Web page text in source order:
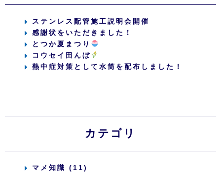
ステンレス配管施工説明会開催
感謝状をいただきました！
とつか夏まつり
コウセイ田んぼ
熱中症対策として水筒を配布しました！
カテゴリ
マメ知識 (11)